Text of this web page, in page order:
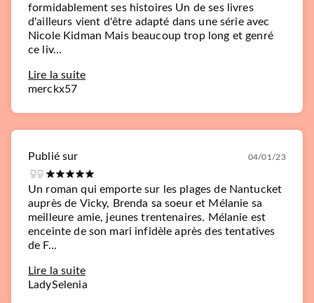
formidablement ses histoires Un de ses livres
d'ailleurs vient d'être adapté dans une série avec
Nicole Kidman Mais beaucoup trop long et genré
ce liv...
Lire la suite
merckx57
Publié sur 04/01/23
Un roman qui emporte sur les plages de Nantucket
auprès de Vicky, Brenda sa soeur et Mélanie sa
meilleure amie, jeunes trentenaires. Mélanie est
enceinte de son mari infidèle après des tentatives
de F...
Lire la suite
LadySelenia